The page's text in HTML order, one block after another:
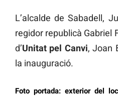
L’alcalde de Sabadell,
regidor republicà Gabriel
d’Unitat pel Canvi, Joan
la inauguració.
Foto portada: exterior del